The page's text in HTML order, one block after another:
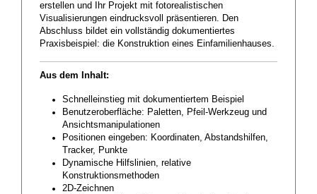
erstellen und Ihr Projekt mit fotorealistischen
Visualisierungen eindrucksvoll präsentieren. Den
Abschluss bildet ein vollständig dokumentiertes
Praxisbeispiel: die Konstruktion eines Einfamilienhauses.
Aus dem Inhalt:
Schnelleinstieg mit dokumentiertem Beispiel
Benutzeroberfläche: Paletten, Pfeil-Werkzeug und
Ansichtsmanipulationen
Positionen eingeben: Koordinaten, Abstandshilfen,
Tracker, Punkte
Dynamische Hilfslinien, relative
Konstruktionsmethoden
2D-Zeichnen